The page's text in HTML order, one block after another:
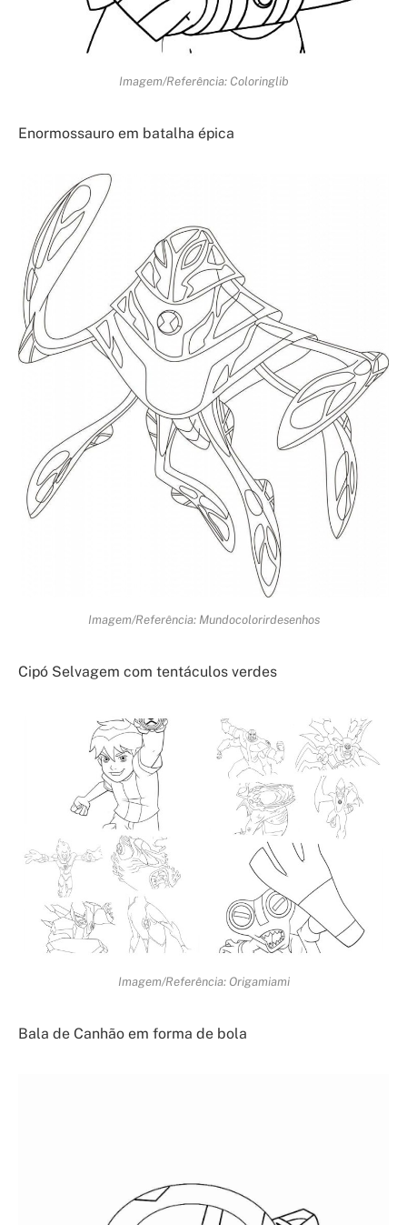
Imagem/Referência: Coloringlib
Enormossauro em batalha épica
Imagem/Referência: Mundocolorirdesenhos
Cipó Selvagem com tentáculos verdes
Imagem/Referência: Origamiami
Bala de Canhão em forma de bola